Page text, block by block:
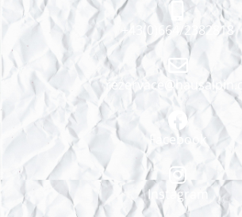
+43(0)664/2382818
rezervace@hausalpin.cz
Facebook
Instagram